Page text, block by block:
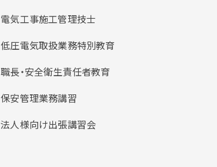
電気工事施工管理技士
低圧電気取扱業務特別教育
職長・安全衛生責任者教育
保安管理業務講習
法人様向け出張講習会